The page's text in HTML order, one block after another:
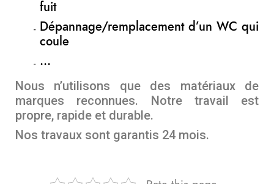
fuit
Dépannage/remplacement d’un WC qui
coule
…
Nous n’utilisons que des matériaux de
marques reconnues. Notre travail est
propre, rapide et durable.
Nos travaux sont garantis 24 mois.